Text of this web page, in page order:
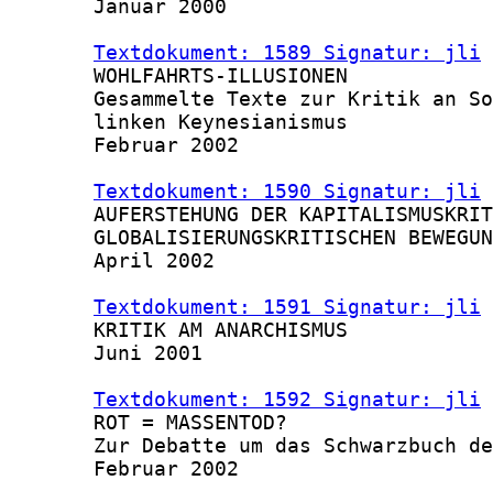
       Januar 2000
Textdokument: 1589 Signatur: jli
       WOHLFAHRTS-ILLUSIONEN
Gesammelte Texte zur Kritik an
       linken Keynesianismus
       Februar 2002
Textdokument: 1590 Signatur: jli
AUFERSTEHUNG DER
GLOBALISIERUNGSKRITISCHEN
       April 2002
Textdokument: 1591 Signatur: jli
       KRITIK AM ANARCHISMUS
       Juni 2001
Textdokument: 1592 Signatur: jli
       ROT = MASSENTOD?
Zur Debatte um das Schwarzbuch
       Februar 2002